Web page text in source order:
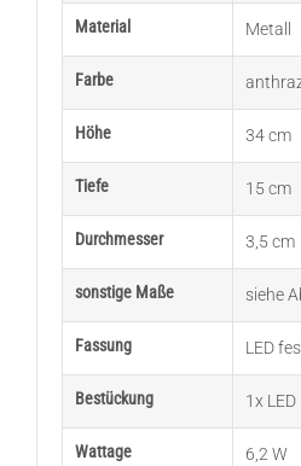
Material Metall
Farbe
Höhe 34 cm
Tiefe 15 cm
Durchmesser 3,5 cm
sonstige Maße siehe
Fassung LED
Bestückung 1x LED
Wattage 6,2 W